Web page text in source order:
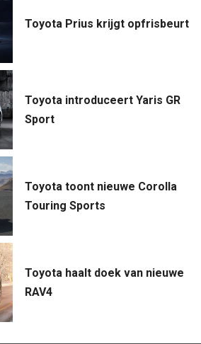
Toyota Prius krijgt opfrisbeurt
Toyota introduceert Yaris GR
Sport
Toyota toont nieuwe Corolla
Touring Sports
Toyota haalt doek van nieuwe
RAV4